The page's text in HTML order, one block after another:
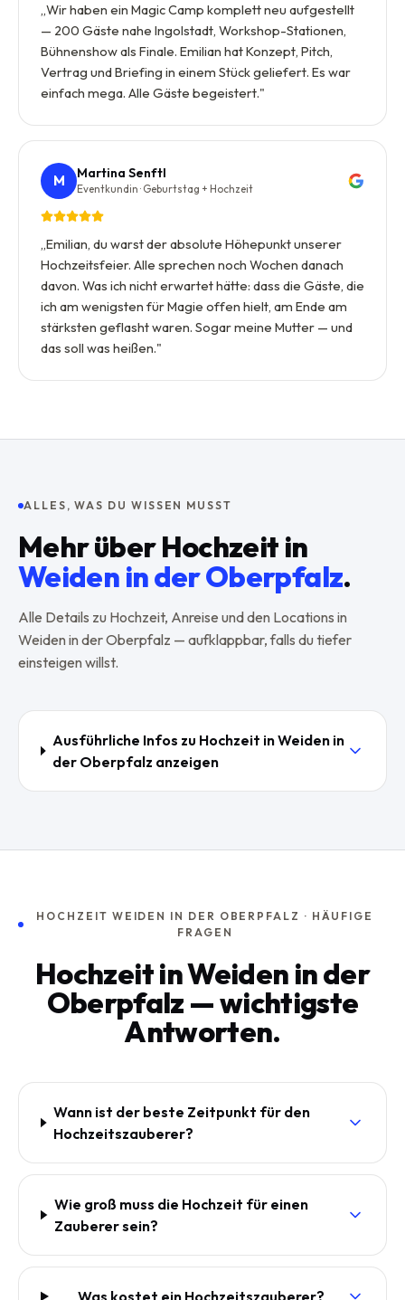
„Wir haben ein Magic Camp komplett neu aufgestellt
— 200 Gäste nahe Ingolstadt, Workshop-Stationen,
Bühnenshow als Finale. Emilian hat Konzept, Pitch,
Vertrag und Briefing in einem Stück geliefert. Es war
einfach mega. Alle Gäste begeistert."
M Martina Senftl
Eventkundin · Geburtstag + Hochzeit
„Emilian, du warst der absolute Höhepunkt unserer
Hochzeitsfeier. Alle sprechen noch Wochen danach
davon. Was ich nicht erwartet hätte: dass die Gäste, die
ich am wenigsten für Magie offen hielt, am Ende am
stärksten geflasht waren. Sogar meine Mutter — und
das soll was heißen."
ALLES, WAS DU WISSEN MUSST
Mehr überHochzeit in
Weiden in der Oberpfalz.
Alle Details zu Hochzeit, Anreise und den Locations in
Weiden in der Oberpfalz — aufklappbar, falls du tiefer
einsteigen willst.
Ausführliche Infos zu Hochzeit inWeiden in
der Oberpfalz anzeigen
HOCHZEIT WEIDEN IN DER OBERPFALZ · HÄUFIGE
FRAGEN
Hochzeit in Weiden in der
Oberpfalz — wichtigste
Antworten.
Wann ist der beste Zeitpunkt für den
Hochzeitszauberer?
Wie groß muss die Hochzeit für einen
Zauberer sein?
Was kostet ein Hochzeitszauberer?